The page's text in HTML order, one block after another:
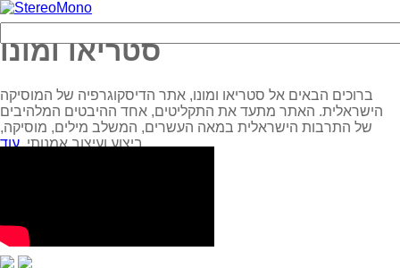
סטריאו ומונו
ברוכים הבאים אל סטריאו ומונו, אתר הדיסקוגרפיה של המוסיקה
הישראלית. האתר מתעד את התקליטים, אחד ההיבטים המלהיבים
של התרבות הישראלית במאה העשרים, המשלב מילים, מוסיקה,
ביצוע ועיצוב אמנותי.עוד...